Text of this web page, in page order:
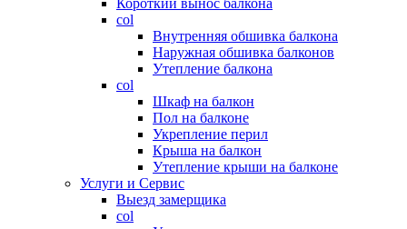
Короткий вынос балкона
col
Внутренняя обшивка балкона
Наружная обшивка балконов
Утепление балкона
col
Шкаф на балкон
Пол на балконе
Укрепление перил
Крыша на балкон
Утепление крыши на балконе
Услуги и Сервис
Выезд замерщика
col